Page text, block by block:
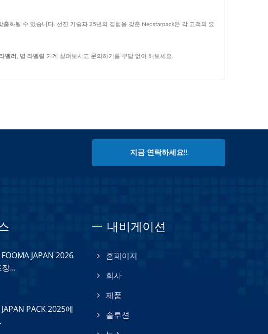
화될 수 있습니다. 선진 기술과 25년의 경험을 갖춘 Neostarpack은 각 고객의 요
벨러 병 라벨링 기계 살펴보시고 문의하기 를 부담 없이 해보세요.
지금 연락하세요!!
JAPAN 2026
...
PACK 2025에
내비게이션
홈페이지
회사
제품
솔루션